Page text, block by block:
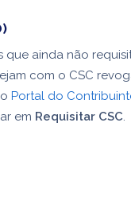
que ainda não
com o CSC
Portal do
em Requisitar CSC